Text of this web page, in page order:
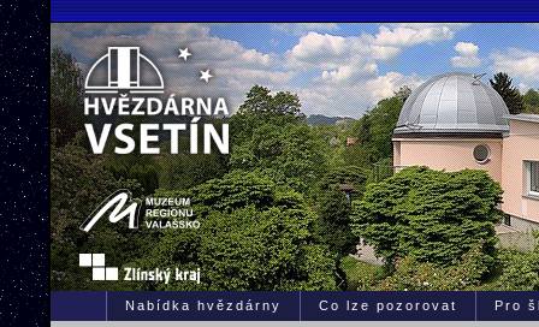
Nabídka hvězdárny Co lze pozorovat Pro